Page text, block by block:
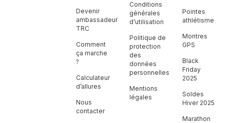
Devenir
ambassadeur
TRC
Comment
ça marche
?
Calculateur
d’allures
Nous
contacter
Conditions
générales
d’utilisation
Politique de
protection
des
données
personnelles
Mentions
légales
Pointes
athlétisme
Montres
GPS
Black
Friday
2025
Soldes
Hiver 2025
Marathon